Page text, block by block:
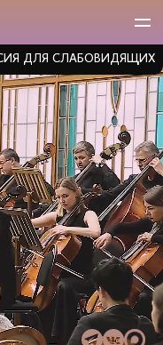
ДЛЯ СЛАБОВИДЯЩИХ